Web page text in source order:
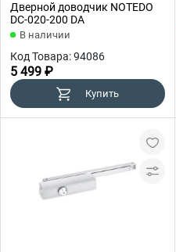
Дверной доводчик NOTEDO
DC-020-200 DA
В наличии
Код Товара: 94086
5 499 ₽
Купить